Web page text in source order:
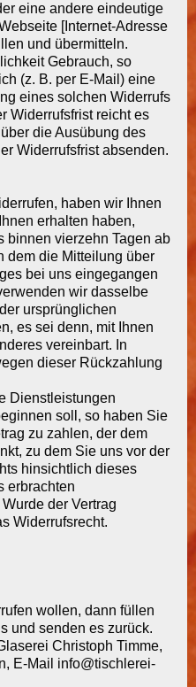
eine andere eindeutige
[Internet-Adresse
und übermitteln.
Gebrauch, so
(z. B. per E-Mail) eine
eines solchen Widerrufs
Widerrufsfrist reicht es
die Ausübung des
Widerrufsfrist absenden.
haben wir Ihnen
erhalten haben,
binnen vierzehn Tagen ab
dem die Mitteilung über
bei uns eingegangen
wir dasselbe
ursprünglichen
es sei denn, mit Ihnen
vereinbart. In
dieser Rückzahlung
Dienstleistungen
soll, so haben Sie
zu zahlen, der dem
zu dem Sie uns vor der
hinsichtlich dieses
erbrachten
der Vertrag
Widerrufsrecht.
wollen, dann füllen
und senden es zurück.
Christoph Timme,
E-Mail info@tischlerei-